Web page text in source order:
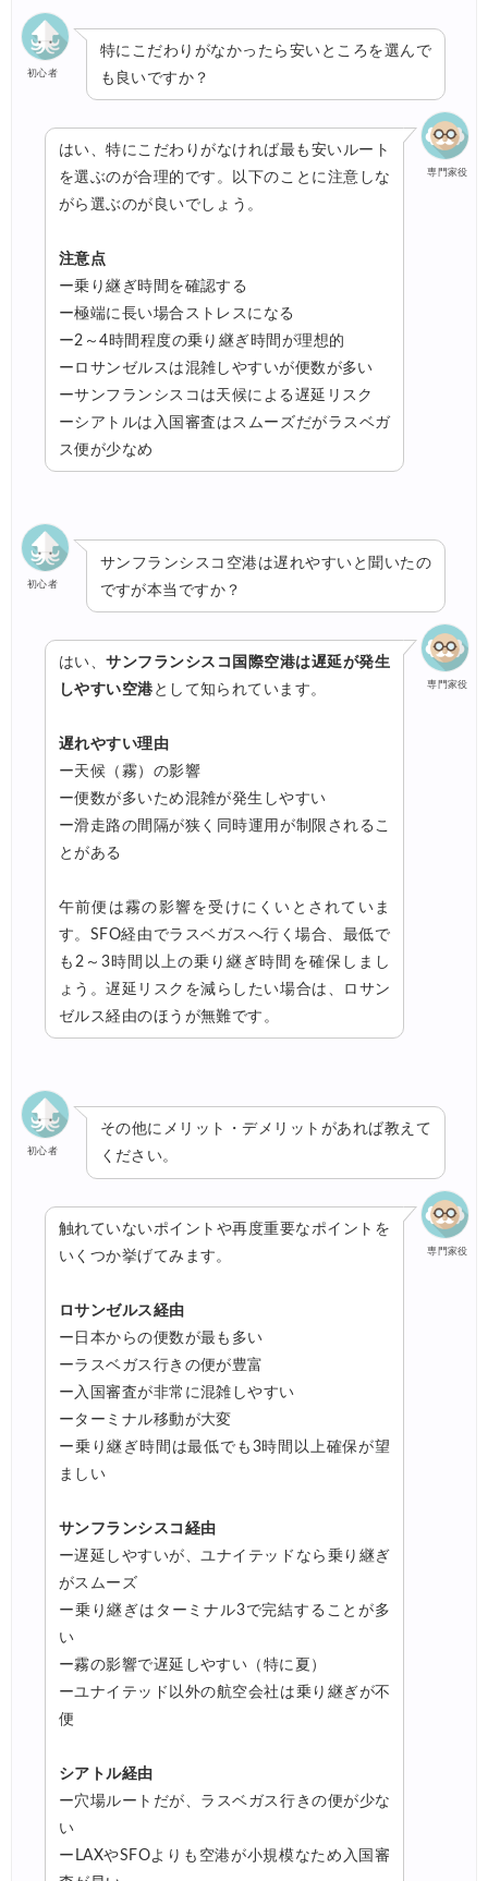
初心者
特にこだわりがなかったら安いところを選んで
も良いですか？
専門家役
はい、特にこだわりがなければ最も安いルート
を選ぶのが合理的です。以下のことに注意しな
がら選ぶのが良いでしょう。
注意点
ー乗り継ぎ時間を確認する
ー極端に長い場合ストレスになる
ー2～4時間程度の乗り継ぎ時間が理想的
ーロサンゼルスは混雑しやすいが便数が多い
ーサンフランシスコは天候による遅延リスク
ーシアトルは入国審査はスムーズだがラスベガ
ス便が少なめ
初心者
サンフランシスコ空港は遅れやすいと聞いたの
ですが本当ですか？
専門家役
はい、サンフランシスコ国際空港は遅延が発生
しやすい空港 として知られています。
遅れやすい理由
ー天候（霧）の影響
ー便数が多いため混雑が発生しやすい
ー滑走路の間隔が狭く同時運用が制限されるこ
とがある
午前便は霧の影響を受けにくいとされていま
す。SFO経由でラスベガスへ行く場合、最低で
も2～3時間以上の乗り継ぎ時間を確保しまし
ょう。遅延リスクを減らしたい場合は、ロサン
ゼルス経由のほうが無難です。
初心者
その他にメリット・デメリットがあれば教えて
ください。
専門家役
触れていないポイントや再度重要なポイントを
いくつか挙げてみます。
ロサンゼルス経由
ー日本からの便数が最も多い
ーラスベガス行きの便が豊富
ー入国審査が非常に混雑しやすい
ーターミナル移動が大変
ー乗り継ぎ時間は最低でも3時間以上確保が望
ましい
サンフランシスコ経由
ー遅延しやすいが、ユナイテッドなら乗り継ぎ
がスムーズ
ー乗り継ぎはターミナル3で完結することが多
い
ー霧の影響で遅延しやすい（特に夏）
ーユナイテッド以外の航空会社は乗り継ぎが不
便
シアトル経由
ー穴場ルートだが、ラスベガス行きの便が少な
い
ーLAXやSFOよりも空港が小規模なため入国審